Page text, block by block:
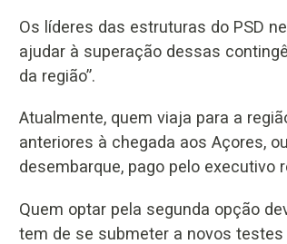
Os líderes das estruturas do PSD
ajudar à superação dessas
da região”.
Atualmente, quem viaja para a
anteriores à chegada aos Açores,
desembarque, pago pelo executivo
Quem optar pela segunda opção
tem de se submeter a novos testes